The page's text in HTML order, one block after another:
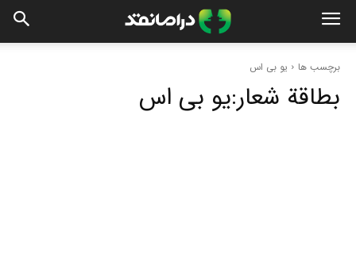
برچسب ها یو بی اس
بطاقة شعار:یو بی اس